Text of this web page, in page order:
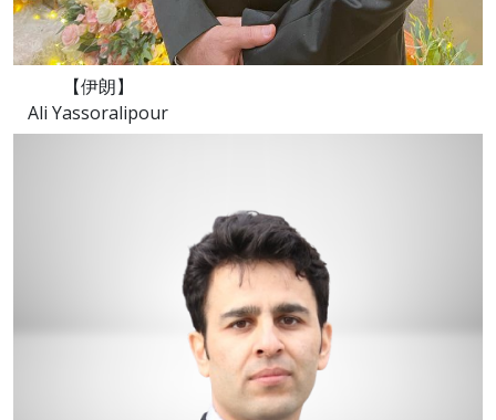
【伊朗】
Ali Yassoralipour